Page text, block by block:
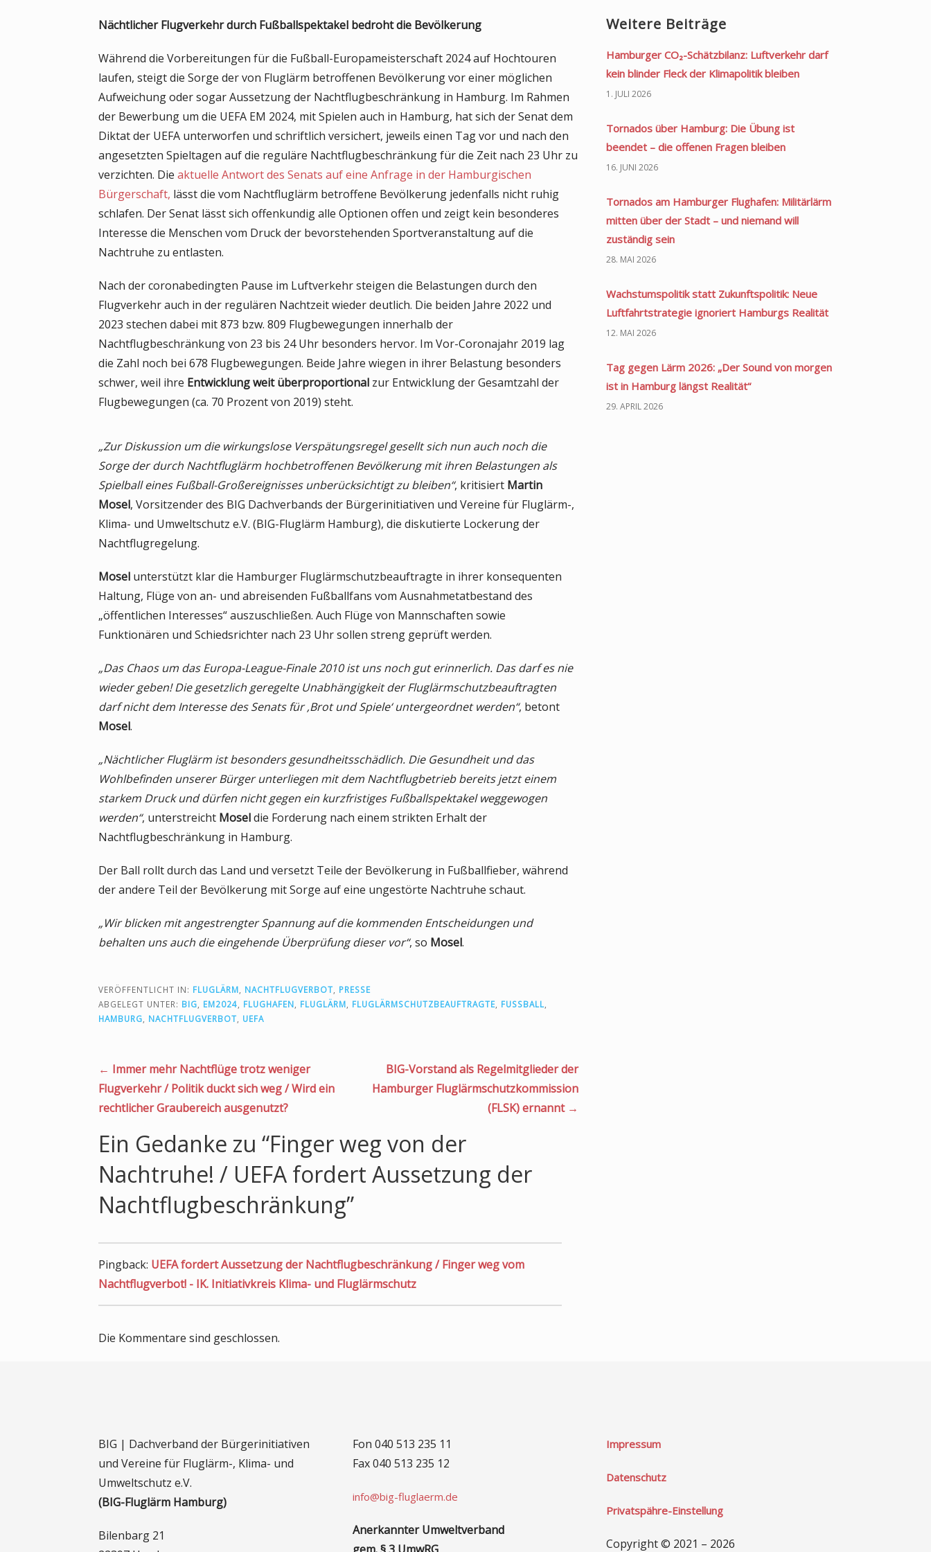
u
d
U
m
w
e
l
t
s
c
h
z
i
m
L
u
f
t
e
r
k
e
h
Nächtlicher Flugverkehr durch Fußballspektakel bedroht die Bevölkerung
Während die Vorbereitungen für die Fußball-Europameisterschaft 2024 auf Hochtouren
laufen, steigt die Sorge der von Fluglärm betroffenen Bevölkerung vor einer möglichen
Aufweichung oder sogar Aussetzung der Nachtflugbeschränkung in Hamburg. Im Rahmen
der Bewerbung um die UEFA EM 2024, mit Spielen auch in Hamburg, hat sich der Senat dem
Diktat der UEFA unterworfen und schriftlich versichert, jeweils einen Tag vor und nach den
angesetzten Spieltagen auf die reguläre Nachtflugbeschränkung für die Zeit nach 23 Uhr zu
verzichten. Die aktuelle Antwort des Senats auf eine Anfrage in der Hamburgischen
Bürgerschaft, lässt die vom Nachtfluglärm betroffene Bevölkerung jedenfalls nicht ruhig
schlafen. Der Senat lässt sich offenkundig alle Optionen offen und zeigt kein besonderes
Interesse die Menschen vom Druck der bevorstehenden Sportveranstaltung auf die
Nachtruhe zu entlasten.
Nach der coronabedingten Pause im Luftverkehr steigen die Belastungen durch den
Flugverkehr auch in der regulären Nachtzeit wieder deutlich. Die beiden Jahre 2022 und
2023 stechen dabei mit 873 bzw. 809 Flugbewegungen innerhalb der
Nachtflugbeschränkung von 23 bis 24 Uhr besonders hervor. Im Vor-Coronajahr 2019 lag
die Zahl noch bei 678 Flugbewegungen. Beide Jahre wiegen in ihrer Belastung besonders
schwer, weil ihre Entwicklung weit überproportional zur Entwicklung der Gesamtzahl der
Flugbewegungen (ca. 70 Prozent von 2019) steht.
„Zur Diskussion um die wirkungslose Verspätungsregel gesellt sich nun auch noch die
Sorge der durch Nachtfluglärm hochbetroffenen Bevölkerung mit ihren Belastungen als
Spielball eines Fußball-Großereignisses unberücksichtigt zu bleiben“, kritisiert Martin
Mosel, Vorsitzender des BIG Dachverbands der Bürgerinitiativen und Vereine für Fluglärm-,
Klima- und Umweltschutz e.V. (BIG-Fluglärm Hamburg), die diskutierte Lockerung der
Nachtflugregelung.
Mosel unterstützt klar die Hamburger Fluglärmschutzbeauftragte in ihrer konsequenten
Haltung, Flüge von an- und abreisenden Fußballfans vom Ausnahmetatbestand des
„öffentlichen Interesses“ auszuschließen. Auch Flüge von Mannschaften sowie
Funktionären und Schiedsrichter nach 23 Uhr sollen streng geprüft werden.
„Das Chaos um das Europa-League-Finale 2010 ist uns noch gut erinnerlich. Das darf es nie
wieder geben! Die gesetzlich geregelte Unabhängigkeit der Fluglärmschutzbeauftragten
darf nicht dem Interesse des Senats für ‚Brot und Spiele‘ untergeordnet werden“, betont
Mosel.
„Nächtlicher Fluglärm ist besonders gesundheitsschädlich. Die Gesundheit und das
Wohlbefinden unserer Bürger unterliegen mit dem Nachtflugbetrieb bereits jetzt einem
starkem Druck und dürfen nicht gegen ein kurzfristiges Fußballspektakel weggewogen
werden“, unterstreicht Moseldie Forderung nach einem strikten Erhalt der
Nachtflugbeschränkung in Hamburg.
Der Ball rollt durch das Land und versetzt Teile der Bevölkerung in Fußballfieber, während
der andere Teil der Bevölkerung mit Sorge auf eine ungestörte Nachtruhe schaut.
„Wir blicken mit angestrengter Spannung auf die kommenden Entscheidungen und
behalten uns auch die eingehende Überprüfung dieser vor“, so Mosel.
VERÖFFENTLICHT IN: FLUGLÄRM NACHTFLUGVERBOT
PRESSE
ABGELEGT UNTER: BIG EM2024 FLUGHAFEN FLUGLÄRM FLUGLÄRMSCHUTZBEAUFTRAGTE FUSSBALL
HAMBURG
NACHTFLUGVERBOT UEFA
Beitragsnavigation
← Immer mehr Nachtflüge trotz weniger
Flugverkehr / Politik duckt sich weg / Wird ein
rechtlicher Graubereich ausgenutzt?
BIG-Vorstand als Regelmitglieder der
Hamburger Fluglärmschutzkommission
(FLSK) ernannt →
Ein Gedanke zu “Finger weg von der
Nachtruhe! / UEFA fordert Aussetzung der
Nachtflugbeschränkung”
Pingback: UEFA fordert Aussetzung der Nachtflugbeschränkung / Finger weg vom
Nachtflugverbot! - IK. Initiativkreis Klima- und Fluglärmschutz
Die Kommentare sind geschlossen.
Weitere Beiträge
Hamburger CO₂-Schätzbilanz: Luftverkehr darf
kein blinder Fleck der Klimapolitik bleiben
1. JULI 2026
Tornados über Hamburg: Die Übung ist
beendet – die offenen Fragen bleiben
16. JUNI 2026
Tornados am Hamburger Flughafen: Militärlärm
mitten über der Stadt – und niemand will
zuständig sein
28. MAI 2026
Wachstumspolitik statt Zukunftspolitik: Neue
Luftfahrtstrategie ignoriert Hamburgs Realität
12. MAI 2026
Tag gegen Lärm 2026: „Der Sound von morgen
ist in Hamburg längst Realität“
29. APRIL 2026
BIG | Dachverband der Bürgerinitiativen
und Vereine für Fluglärm-, Klima- und
Umweltschutz e.V.
(BIG-Fluglärm Hamburg)
Bilenbarg 21
Fon 040 513 235 11
Fax 040 513 235 12
info@big-fluglaerm.de
Anerkannter Umweltverband
Impressum
Datenschutz
Privatspähre-Einstellung
Copyright © 2021 – 2026